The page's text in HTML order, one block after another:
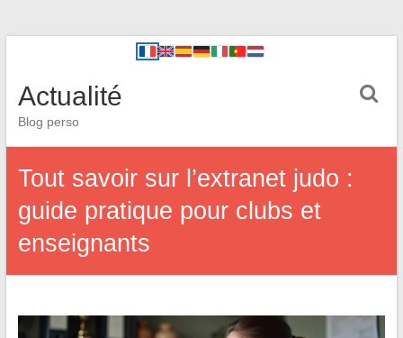
Actualité
Blog perso
Tout savoir sur l’extranet judo :
guide pratique pour clubs et
enseignants